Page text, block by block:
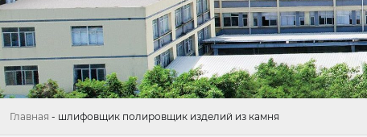
Главная - шлифовщик полировщик изделий из камня